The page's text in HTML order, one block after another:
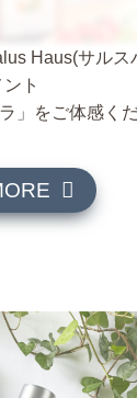
Haus(サルス
ト
」をご体感く